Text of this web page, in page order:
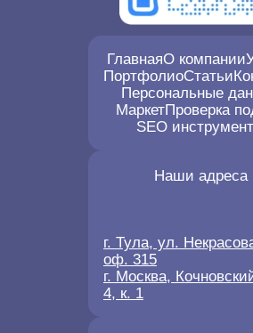
ГлавнаяО компании
ПортфолиоСтатьи
Персональные
МаркетПроверка
SEO
Наши адреса
г. Тула, ул.
оф. 315
г. Москва,
4, к. 1